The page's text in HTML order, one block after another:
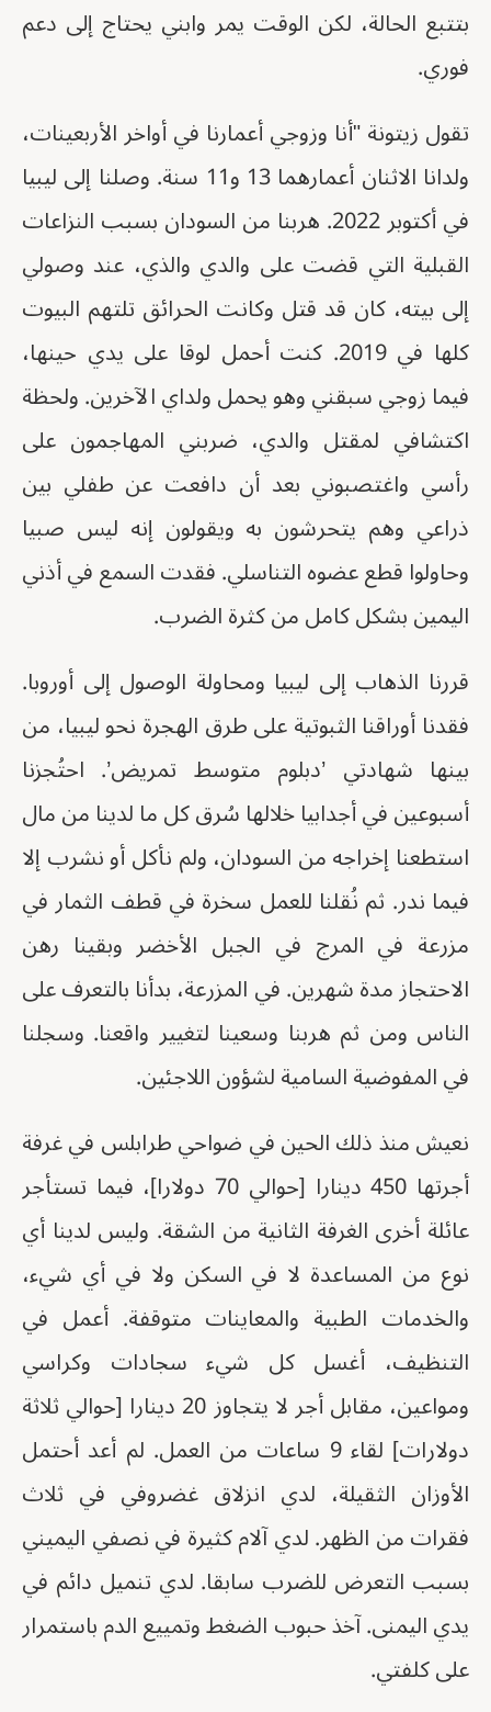
بتتبع الحالة، لكن الوقت يمر وابني يحتاج إلى دعم
فوري.
تقول زيتونة "أنا وزوجي أعمارنا في أواخر الأربعينات،
ولدانا الاثنان أعمارهما 13 و11 سنة. وصلنا إلى ليبيا
في أكتوبر 2022. هربنا من السودان بسبب النزاعات
القبلية التي قضت على والدي والذي، عند وصولي
إلى بيته، كان قد قتل وكانت الحرائق تلتهم البيوت
كلها في 2019. كنت أحمل لوقا على يدي حينها،
فيما زوجي سبقني وهو يحمل ولداي الآخرين. ولحظة
اكتشافي لمقتل والدي، ضربني المهاجمون على
رأسي واغتصبوني بعد أن دافعت عن طفلي بين
ذراعي وهم يتحرشون به ويقولون إنه ليس صبيا
وحاولوا قطع عضوه التناسلي. فقدت السمع في أذني
اليمين بشكل كامل من كثرة الضرب.
قررنا الذهاب إلى ليبيا ومحاولة الوصول إلى أوروبا.
فقدنا أوراقنا الثبوتية على طرق الهجرة نحو ليبيا، من
بينها شهادتي ’دبلوم متوسط تمريض’. احتُجزنا
أسبوعين في أجدابيا خلالها سُرق كل ما لدينا من مال
استطعنا إخراجه من السودان، ولم نأكل أو نشرب إلا
فيما ندر. ثم نُقلنا للعمل سخرة في قطف الثمار في
مزرعة في المرج في الجبل الأخضر وبقينا رهن
الاحتجاز مدة شهرين. في المزرعة، بدأنا بالتعرف على
الناس ومن ثم هربنا وسعينا لتغيير واقعنا. وسجلنا
في المفوضية السامية لشؤون اللاجئين.
نعيش منذ ذلك الحين في ضواحي طرابلس في غرفة
أجرتها 450 دينارا [حوالي 70 دولارا]، فيما تستأجر
عائلة أخرى الغرفة الثانية من الشقة. وليس لدينا أي
نوع من المساعدة لا في السكن ولا في أي شيء،
والخدمات الطبية والمعاينات متوقفة. أعمل في
التنظيف، أغسل كل شيء سجادات وكراسي
ومواعين، مقابل أجر لا يتجاوز 20 دينارا [حوالي ثلاثة
دولارات] لقاء 9 ساعات من العمل. لم أعد أحتمل
الأوزان الثقيلة، لدي انزلاق غضروفي في ثلاث
فقرات من الظهر. لدي آلام كثيرة في نصفي اليميني
بسبب التعرض للضرب سابقا. لدي تنميل دائم في
يدي اليمنى. آخذ حبوب الضغط وتمييع الدم باستمرار
على كلفتي.